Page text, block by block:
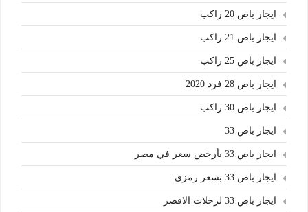
ايجار باص 20 راكب
ايجار باص 21 راكب
ايجار باص 25 راكب
ايجار باص 28 فرد 2020
ايجار باص 30 راكب
ايجار باص 33
ايجار باص 33 بأرخص سعر في مصر
ايجار باص 33 بسعر رمزي
ايجار باص 33 لرحلات الاقصر